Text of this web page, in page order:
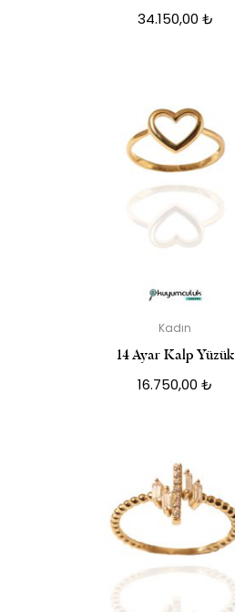
34.150,00 ₺
Kadın
14 Ayar Kalp Yüzük
16.750,00₺